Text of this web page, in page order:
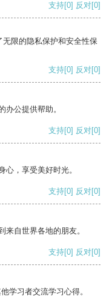
支持[0] 反对[0]
限的隐私保护和安全性保
支持[0] 反对[0]
办公提供帮助。
支持[0] 反对[0]
心，享受美好时光。
支持[0] 反对[0]
来自世界各地的朋友。
支持[0] 反对[0]
学习者交流学习心得。